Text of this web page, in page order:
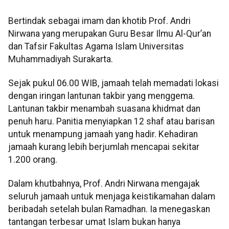
Bertindak sebagai imam dan khotib Prof. Andri
Nirwana yang merupakan Guru Besar Ilmu Al-Qur’an
dan Tafsir Fakultas Agama Islam Universitas
Muhammadiyah Surakarta.
Sejak pukul 06.00 WIB, jamaah telah memadati lokasi
dengan iringan lantunan takbir yang menggema.
Lantunan takbir menambah suasana khidmat dan
penuh haru. Panitia menyiapkan 12 shaf atau barisan
untuk menampung jamaah yang hadir. Kehadiran
jamaah kurang lebih berjumlah mencapai sekitar
1.200 orang.
Dalam khutbahnya, Prof. Andri Nirwana mengajak
seluruh jamaah untuk menjaga keistikamahan dalam
beribadah setelah bulan Ramadhan. Ia menegaskan
tantangan terbesar umat Islam bukan hanya